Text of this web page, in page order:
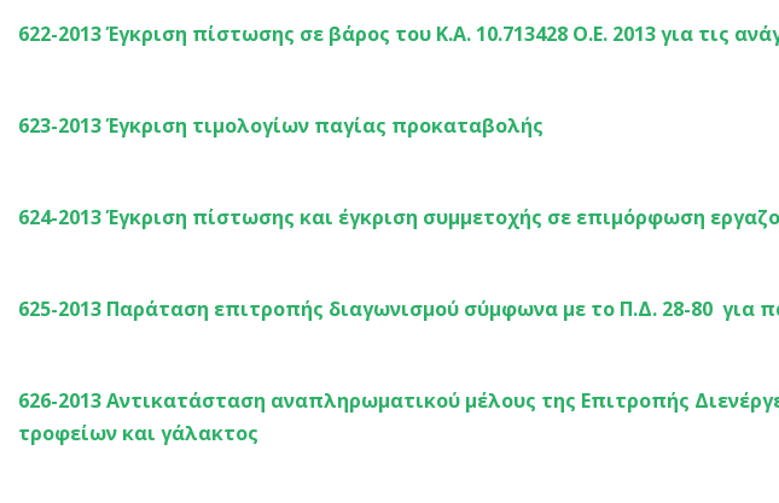
622-2013 Έγκριση πίστωσης σε βάρος του Κ.Α. 10.713428 Ο.Ε. 2013 για τις
623-2013 Έγκριση τιμολογίων παγίας προκαταβολής
624-2013 Έγκριση πίστωσης και έγκριση συμμετοχής σε επιμόρφωση
625-2013 Παράταση επιτροπής διαγωνισμού σύμφωνα με το Π.Δ. 28-80 για
626-2013 Αντικατάσταση αναπληρωματικού μέλους της Επιτροπής
τροφείων και γάλακτος